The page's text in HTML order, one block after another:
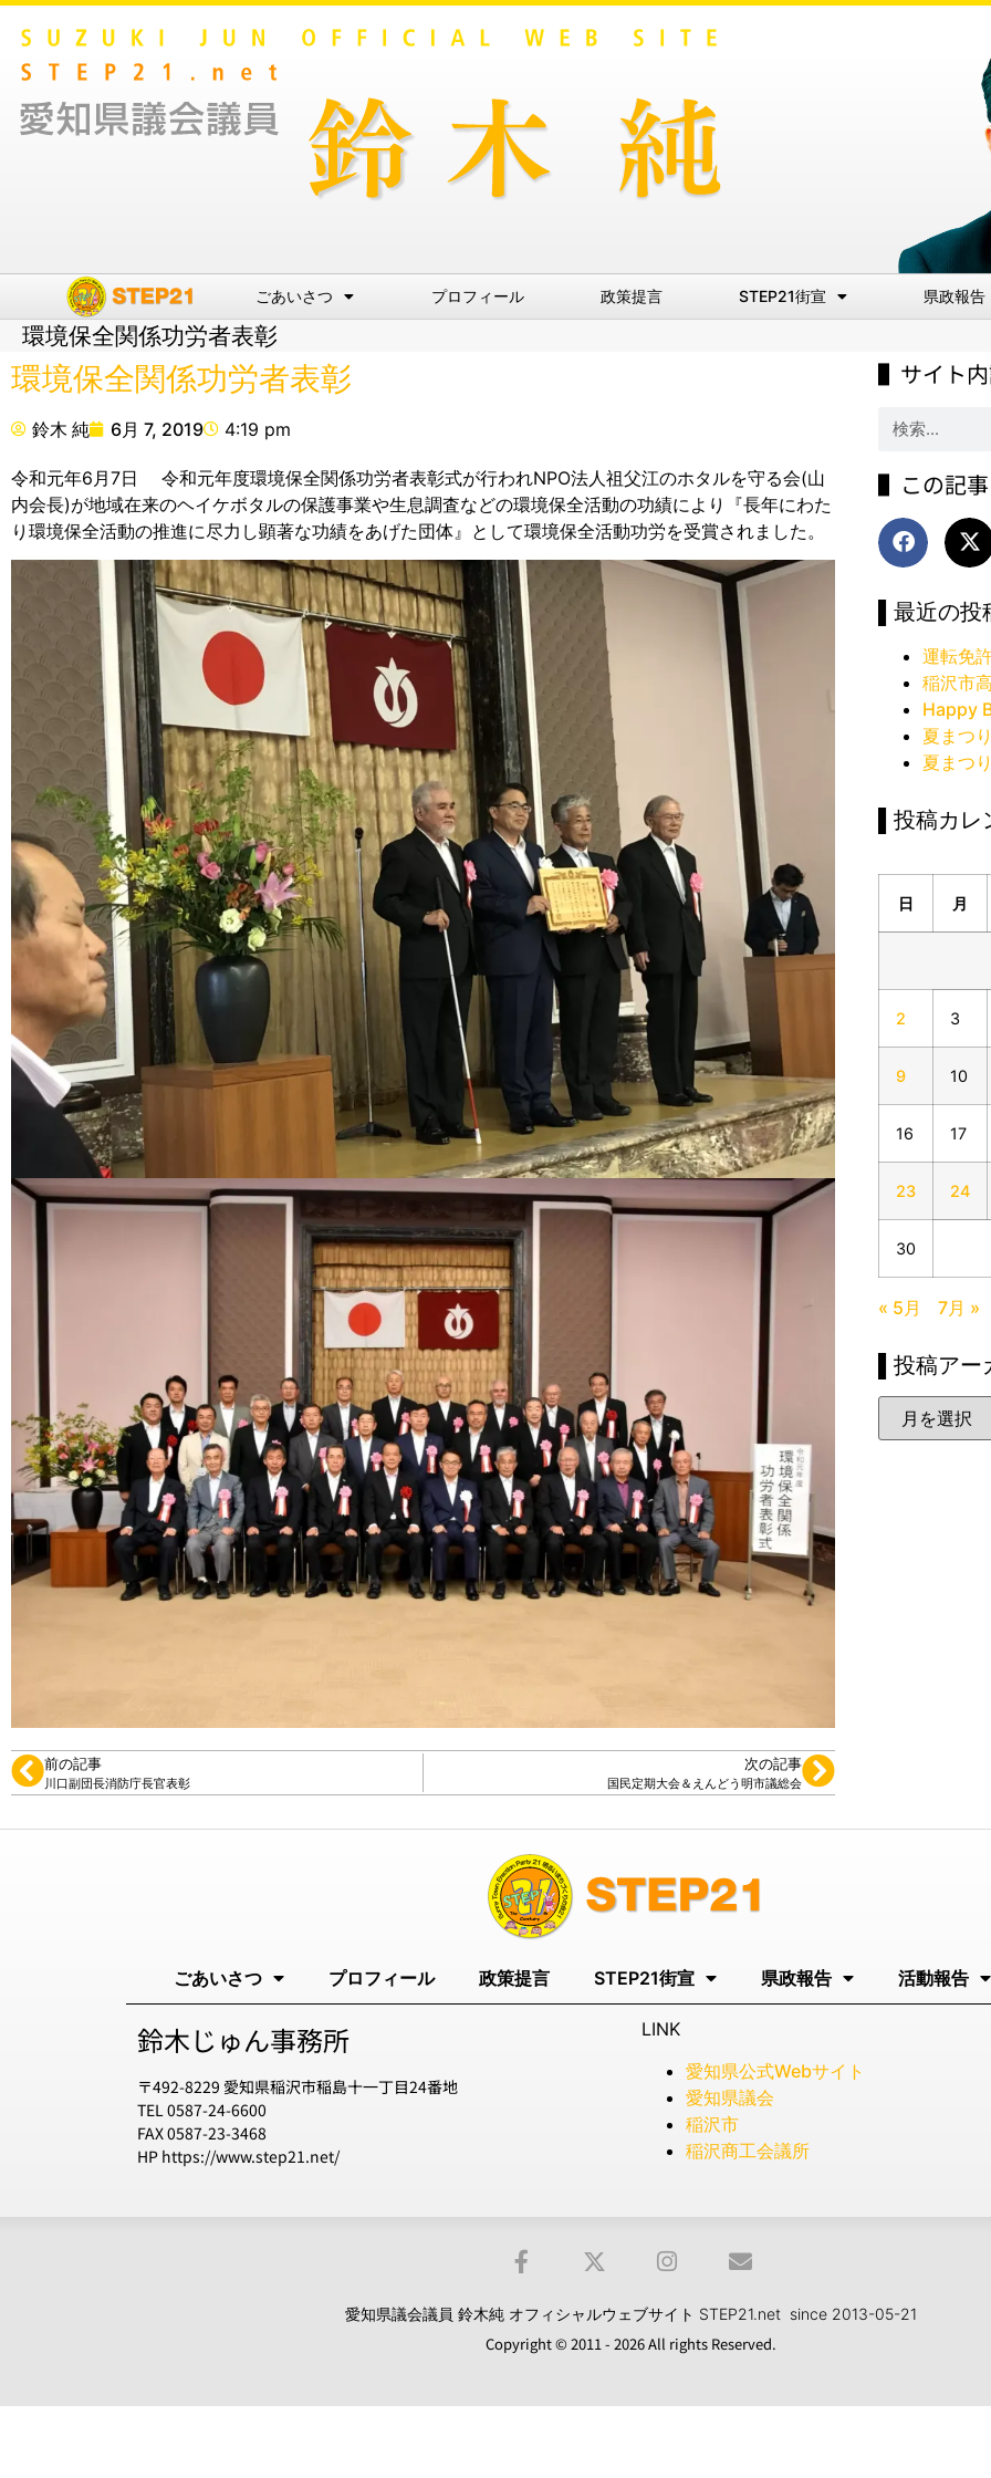
ごあいさつ プロフィール 政策提言 STEP21街宣 県政報告
環境保全関係功労者表彰
環境保全関係功労者表彰
鈴木 純 6月 7, 2019 4:19 pm
令和元年6月7日 令和元年度環境保全関係功労者表彰式が行われNPO法人祖父江のホタルを守る会(山
内会長)が地域在来のヘイケボタルの保護事業や生息調査などの環境保全活動の功績により『長年にわた
り環境保全活動の推進に尽力し顕著な功績をあげた団体』として環境保全活動功労を受賞されました。
前の記事
川口副団長消防庁長官表彰
次の記事
国民定期大会＆えんどう明市議総会
▌サイト
▌この記
▌最近の投
運転免
稲沢市
Happy
夏まつ
夏まつ
▌投稿カ
日 月
2 3
9 10
16 17
23 24
30
« 5月 7月 »
▌投稿ア
ごあいさつ プロフィール 政策提言 STEP21街宣 県政報告 活動報告
鈴木じゅん事務所
〒492-8229 愛知県稲沢市稲島十一丁目24番地
TEL 0587-24-6600
FAX 0587-23-3468
HP https://www.step21.net/
LINK
愛知県公式Webサイト
愛知県議会
稲沢市
稲沢商工会議所
愛知県議会議員 鈴木純 オフィシャルウェブサイト STEP21.net since 2013-05-21
Copyright © 2011 - 2026 All rights Reserved.